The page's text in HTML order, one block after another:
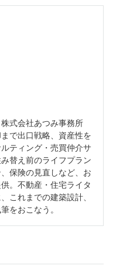
式会社あつみ事務所
で出口戦略、資産性を
ティング・売買仲介サ
替え前のライフプラン
保険の見直しなど、お
。不動産・住宅ライタ
これまでの建築設計、
をおこなう。